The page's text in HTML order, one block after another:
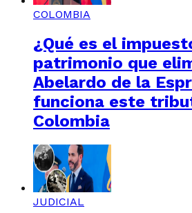
COLOMBIA
¿Qué es el
patrimonio que
Abelardo de la
funciona este
Colombia
JUDICIAL